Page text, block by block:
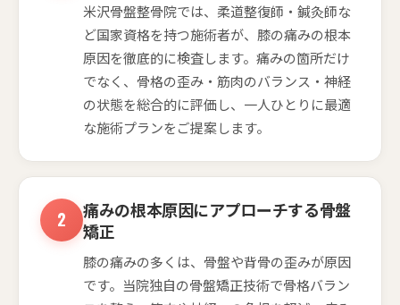
米沢骨盤整骨院では、柔道整復師・鍼灸師な
ど国家資格を持つ施術者が、膝の痛みの根本
原因を徹底的に検査します。痛みの箇所だけ
でなく、骨格の歪み・筋肉のバランス・神経
の状態を総合的に評価し、一人ひとりに最適
な施術プランをご提案します。
痛みの根本原因にアプローチする骨盤
矯正
膝の痛みの多くは、骨盤や背骨の歪みが原因
です。当院独自の骨盤矯正技術で骨格バラン